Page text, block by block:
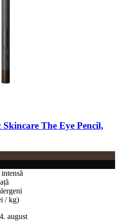
The Eye Pencil,
/ kg)
august